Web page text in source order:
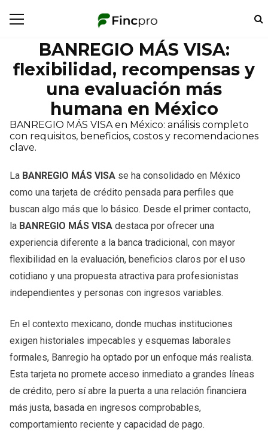
BANREGIO MÁS VISA:
flexibilidad, recompensas y
una evaluación más
humana en México
BANREGIO MÁS VISA en México: análisis completo
con requisitos, beneficios, costos y recomendaciones
clave.
La BANREGIO MÁS VISA se ha consolidado en México
como una tarjeta de crédito pensada para perfiles que
buscan algo más que lo básico. Desde el primer contacto,
la BANREGIO MÁS VISA destaca por ofrecer una
experiencia diferente a la banca tradicional, con mayor
flexibilidad en la evaluación, beneficios claros por el uso
cotidiano y una propuesta atractiva para profesionistas
independientes y personas con ingresos variables.
En el contexto mexicano, donde muchas instituciones
exigen historiales impecables y esquemas laborales
formales, Banregio ha optado por un enfoque más realista.
Esta tarjeta no promete acceso inmediato a grandes líneas
de crédito, pero sí abre la puerta a una relación financiera
más justa, basada en ingresos comprobables,
comportamiento reciente y capacidad de pago.